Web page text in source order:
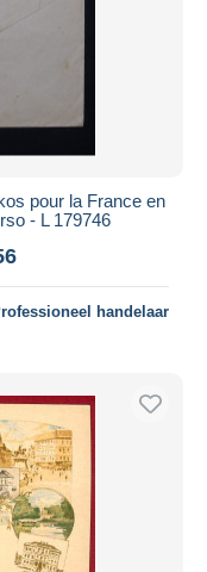
pour la France en
- L 179746
handelaar